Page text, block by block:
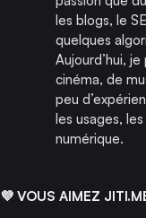
les blogs, le
quelques
Aujourd’hui,
cinéma, de
peu
les usages,
numérique.
💜 VOUS AIMEZ